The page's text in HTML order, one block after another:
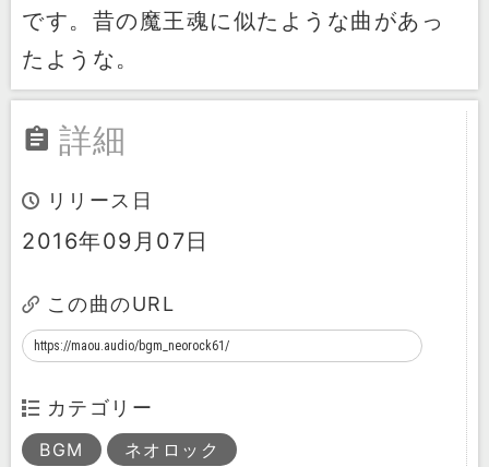
です。昔の魔王魂に似たような曲があっ
たような。
詳細
リリース日
2016年09月07日
この曲のURL
カテゴリー
BGM ネオロック